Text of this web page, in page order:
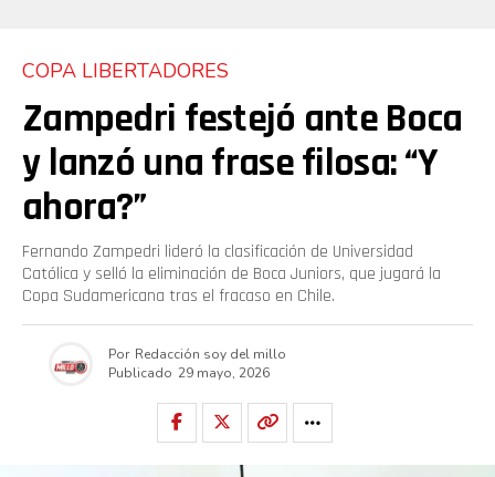
COPA LIBERTADORES
Zampedri festejó ante Boca
y lanzó una frase filosa: “Y
ahora?”
Fernando Zampedri lideró la clasificación de Universidad
Católica y selló la eliminación de Boca Juniors, que jugará la
Copa Sudamericana tras el fracaso en Chile.
Por Redacción soy del millo
Publicado 29 mayo, 2026